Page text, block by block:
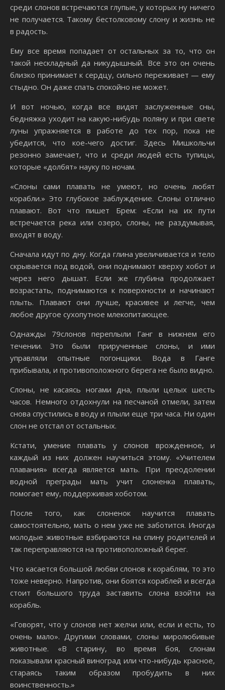
среди слонов встречаются глупые, у которых ну ничего
не получается. Такому бестолковому слону и жизнь не
в радость.
Ему все время попадает от остальных за то, что он
такой нескладный да никудышный. Все это он очень
близко принимает к сердцу, сильно переживает — ему
стыдно. Он даже спать спокойно не может.
И вот ночью, когда все видят заслуженные сны,
бедняжка уходит на какую-нибудь поляну и при свете
луны упражняется в работе до тех пор, пока не
убедится, что кое-чего достиг. Здесь Мишкольчи
резонно замечает, что и среди людей есть тупицы,
которые «долбят» науку по ночам.
«Слоны сами плавать не умеют, но очень любят
корабли.» Это глубокое заблуждение. Слоны отлично
плавают. Вот что пишет Брем: «Если на их пути
встречается река или озеро, слоны, не раздумывая,
входят в воду.
Сначала идут по дну. Когда глина увеличивается и тело
скрывается под водой, они поднимают кверху хобот и
через него дышат. Если же глубина продолжает
возрастать, поднимаются к поверхности и начинают
плыть. Плавают они лучше, красивее и легче, чем
любое другое сухопутное млекопитающее.
Однажды 79слонов переплыли Ганг в нижнем его
течении. Это были прирученные слоны, и ими
управляли опытные погонщики. Вода в Ганге
прибывала, и противоположного берега не было видно.
Слоны, не касаясь ногами дна, плыли целых шесть
часов. Немного отдохнули на песчаной отмели, затем
снова спустились в воду и плыли еще три часа. Ни один
слон не отстал от остальных.
Кстати, умение плавать у слонов врожденное, и
каждый из них должен научиться этому. «Учителем
плавания» всегда является мать. При преодолении
водной преграды мать учит слоненка плавать,
помогает ему, поддерживая хоботом.
После того, как слоненок научится плавать
самостоятельно, мать о нем уже не заботится. Иногда
молодые животные взбираются на спину родителей и
так переправляются на противоположный берег.
Что касается большой любви слонов к кораблям, то это
тоже неверно. Напротив, они боятся кораблей и всегда
стоит большого труда заставить слона взойти на
корабль.
«Говорят, что у слонов нет желчи или, если и есть, то
очень мало». Другими словами, слоны миролюбивые
животные. «В старину, во время боя, слонам
показывали красный виноград или что-нибудь красное,
стараясь таким образом пробудить в них
воинственность.»